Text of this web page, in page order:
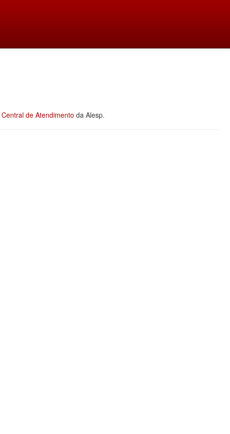
Central de Atendimento da Alesp.